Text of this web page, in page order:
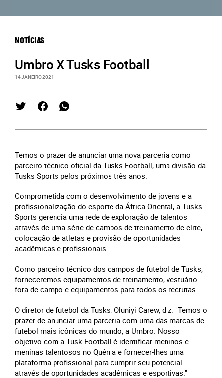
NOTÍCIAS
Umbro X Tusks Football
14 JANEIRO 2021
Temos o prazer de anunciar uma nova parceria como
parceiro técnico oficial da Tusks Football, uma divisão da
Tusks Sports pelos próximos três anos.
Comprometida com o desenvolvimento de jovens e a
profissionalização do esporte da África Oriental, a Tusks
Sports gerencia uma rede de exploração de talentos
através de uma série de campos de treinamento de elite,
colocação de atletas e provisão de oportunidades
acadêmicas e profissionais.
Como parceiro técnico dos campos de futebol de Tusks,
forneceremos equipamentos de treinamento, vestuário
fora de campo e equipamentos para todos os recrutas.
O diretor de futebol da Tusks, Oluniyi Carew, diz: "Temos o
prazer de anunciar uma parceria com uma das marcas de
futebol mais icônicas do mundo, a Umbro. Nosso
objetivo com a Tusk Football é identificar meninos e
meninas talentosos no Quênia e fornecer-lhes uma
plataforma profissional para cumprir seu potencial
através de oportunidades acadêmicas e esportivas."